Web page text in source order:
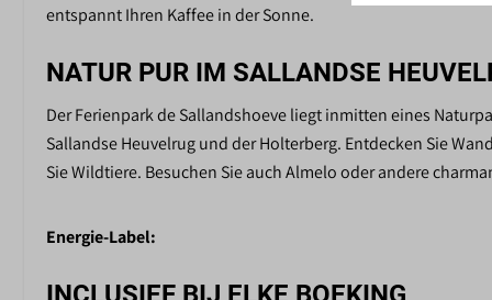
entspannt Ihren Kaffee in der Sonne.
NATUR PUR IM SALLANDSE
Der Ferienpark de Sallandshoeve liegt inmitten eines
Sallandse Heuvelrug und der Holterberg. Entdecken Sie
Sie Wildtiere. Besuchen Sie auch Almelo oder andere
Energie-Label: